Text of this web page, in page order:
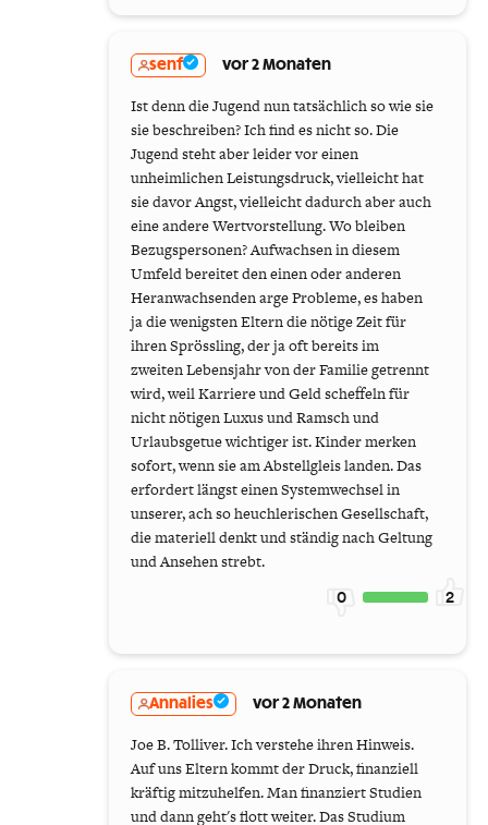
senf vor 2 Monaten
Ist denn die Jugend nun tatsächlich so wie sie
sie beschreiben? Ich find es nicht so. Die
Jugend steht aber leider vor einen
unheimlichen Leistungsdruck, vielleicht hat
sie davor Angst, vielleicht dadurch aber auch
eine andere Wertvorstellung. Wo bleiben
Bezugspersonen? Aufwachsen in diesem
Umfeld bereitet den einen oder anderen
Heranwachsenden arge Probleme, es haben
ja die wenigsten Eltern die nötige Zeit für
ihren Sprössling, der ja oft bereits im
zweiten Lebensjahr von der Familie getrennt
wird, weil Karriere und Geld scheffeln für
nicht nötigen Luxus und Ramsch und
Urlaubsgetue wichtiger ist. Kinder merken
sofort, wenn sie am Abstellgleis landen. Das
erfordert längst einen Systemwechsel in
unserer, ach so heuchlerischen Gesellschaft,
die materiell denkt und ständig nach Geltung
und Ansehen strebt.
0 2
Annalies vor 2 Monaten
Joe B. Tolliver. Ich verstehe ihren Hinweis.
Auf uns Eltern kommt der Druck, finanziell
kräftig mitzuhelfen. Man finanziert Studien
und dann geht's flott weiter. Das Studium